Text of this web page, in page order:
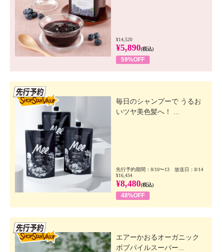
¥14,520
¥5,890(税込)
59%OFF
毎日のシャンプーで うるお
いツヤ美色髪へ！ ...
先行予約期間：8/10〜13 放送日：8/14
¥16,434
¥8,480(税込)
48%OFF
エアーかおるオーガニック
ボブパイルスーパー...